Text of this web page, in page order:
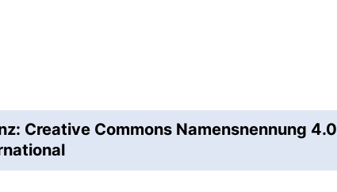
Creative Commons Namensnennung 4.0